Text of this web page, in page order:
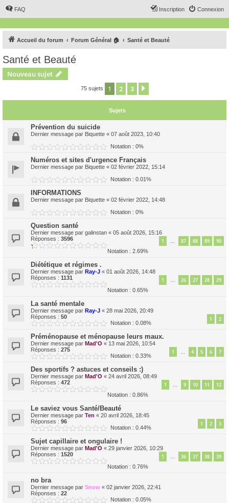
FAQ Connexion
Inscription
Accueil du forum Forum Général 🏠 Santé et Beauté
Santé et Beauté
Nouveau sujet
75 sujets 1 2 3
Sujets
Prévention du suicide
Dernier message par Biquette « 07 août 2023, 10:40
Notation : 0%
Numéros et sites d'urgence Français
Dernier message par Biquette « 02 février 2022, 15:14
Notation : 0.01%
INFORMATIONS
Dernier message par Biquette « 02 février 2022, 14:48
Notation : 0%
Question santé
Dernier message par galinstan « 05 août 2026, 15:16
Réponses : 3596 1 … 87 88 89 90
Notation : 2.69%
Diététique et régimes .
Dernier message par Ray-J « 01 août 2026, 14:48
Réponses : 1131 1 … 26 27 28 29
Notation : 0.65%
La santé mentale
Dernier message par Ray-J « 28 mai 2026, 20:49
Réponses : 50 1 2
Notation : 0.08%
Préménopause et ménopause leurs maux.
Dernier message par Mad'O « 13 mai 2026, 10:54
Réponses : 275 1 … 4 5 6 7
Notation : 0.33%
Des sportifs ? astuces et conseils :)
Dernier message par Mad'O « 24 avril 2026, 08:49
Réponses : 472 1 … 9 10 11 12
Notation : 0.86%
Le saviez vous Santé/Beauté
Dernier message par Ten « 20 avril 2026, 18:45
Réponses : 96 1 2 3
Notation : 0.44%
Sujet capillaire et ongulaire !
Dernier message par Mad'O « 29 janvier 2026, 10:29
Réponses : 1520 1 … 36 37 38 39
Notation : 0.76%
no bra
Dernier message par Snow « 02 janvier 2026, 22:41
Réponses : 22
Notation : 0.05%